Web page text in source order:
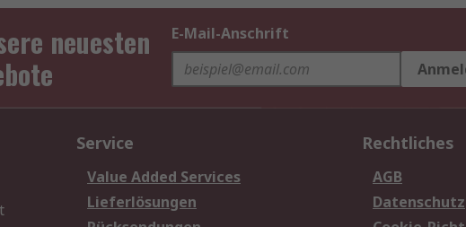
neuesten
E-Mail-Anschrift
Service
Value Added Services
Lieferlösungen
Rechtliches
AGB
Datenschutz